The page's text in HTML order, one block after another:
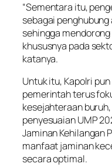
“Sementara itu,
sebagai
sehingga
khususnya pada
katanya.
Untuk itu, Kapolri
pemerintah terus
kesejahteraan
penyesuaian UMP
Jaminan Kehilangan
manfaat jaminan
secara optimal.